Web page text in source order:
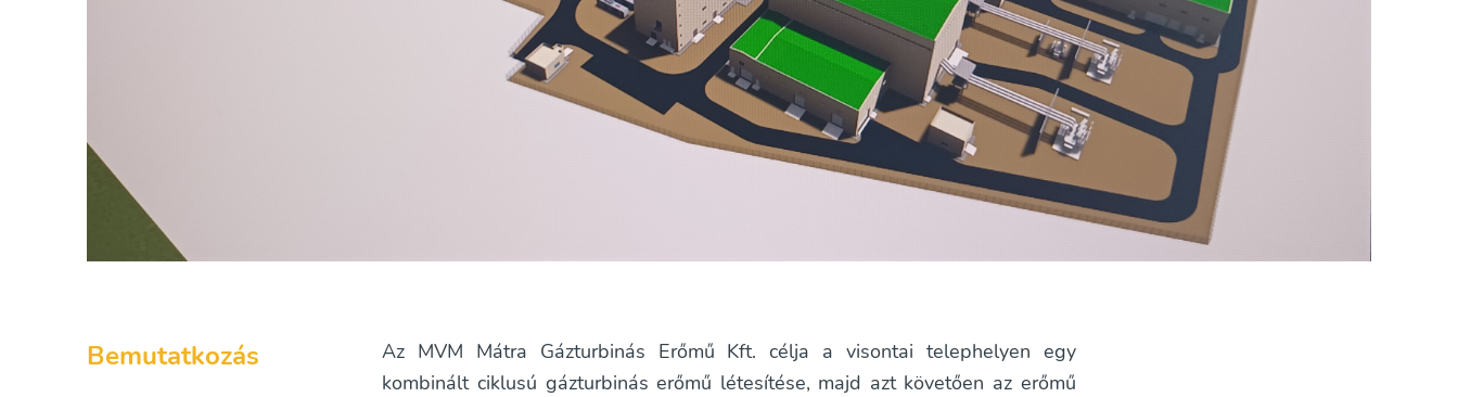
Bemutatkozás
Az MVM Mátra Gázturbinás Erőmű Kft. célja a visontai telephelyen egy
kombinált ciklusú gázturbinás erőmű létesítése, majd azt követően az erőmű